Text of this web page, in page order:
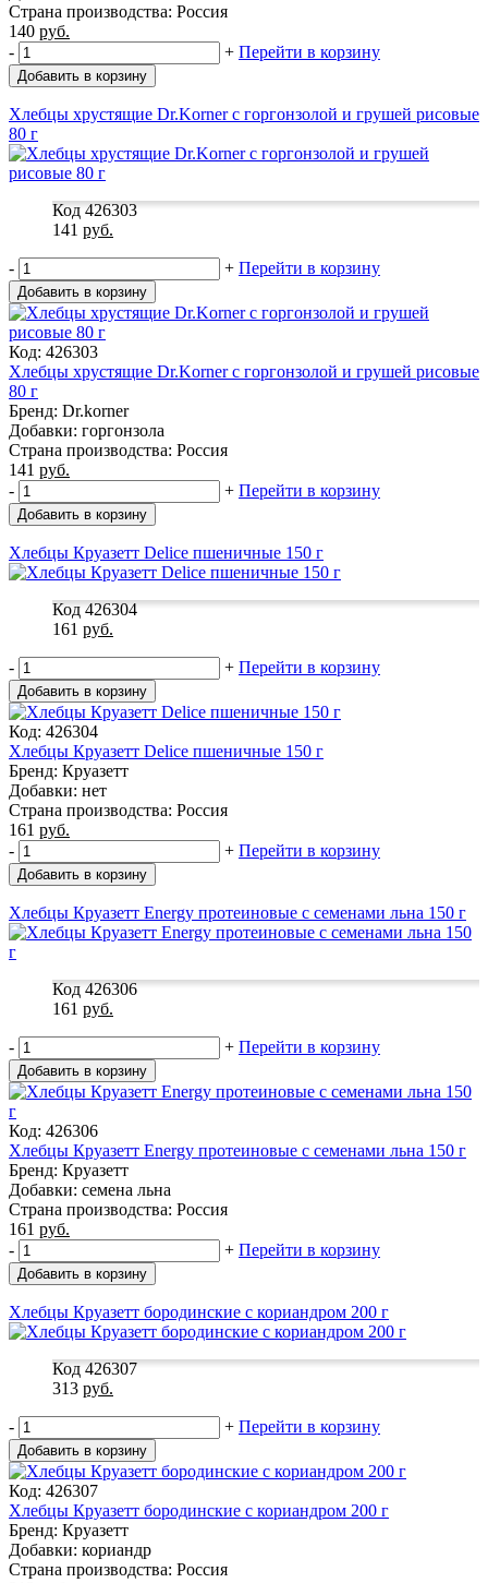
Страна производства: Россия
140 руб.
-
+ Перейти в корзину
Добавить в корзину
Хлебцы хрустящие Dr.Korner с горгонзолой и грушей рисовые
80 г
Код 426303
141 руб.
- + Перейти в корзину
Добавить в корзину
Код: 426303
Хлебцы хрустящие Dr.Korner с горгонзолой и грушей рисовые
80 г
Бренд: Dr.korner
Добавки: горгонзола
Страна производства: Россия
141 руб.
-
+ Перейти в корзину
Добавить в корзину
Хлебцы Круазетт Delice пшеничные 150 г
Код 426304
161 руб.
- + Перейти в корзину
Добавить в корзину
Код: 426304
Хлебцы Круазетт Delice пшеничные 150 г
Бренд: Круазетт
Добавки: нет
Страна производства: Россия
161 руб.
-
+ Перейти в корзину
Добавить в корзину
Хлебцы Круазетт Energy протеиновые с семенами льна 150 г
Код 426306
161 руб.
- + Перейти в корзину
Добавить в корзину
Код: 426306
Хлебцы Круазетт Energy протеиновые с семенами льна 150 г
Бренд: Круазетт
Добавки: семена льна
Страна производства: Россия
161 руб.
-
+ Перейти в корзину
Добавить в корзину
Хлебцы Круазетт бородинские с кориандром 200 г
Код 426307
313 руб.
- + Перейти в корзину
Добавить в корзину
Код: 426307
Хлебцы Круазетт бородинские с кориандром 200 г
Бренд: Круазетт
Добавки: кориандр
Страна производства: Россия